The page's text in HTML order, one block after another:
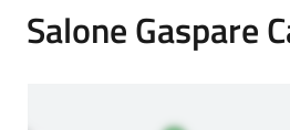
Salone Gaspare